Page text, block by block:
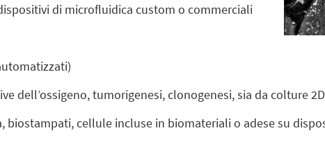
di microfluidica custom o commerciali
dell’ossigeno, tumorigenesi, clonogenesi, sia da colture
cellule incluse in biomateriali o adese su